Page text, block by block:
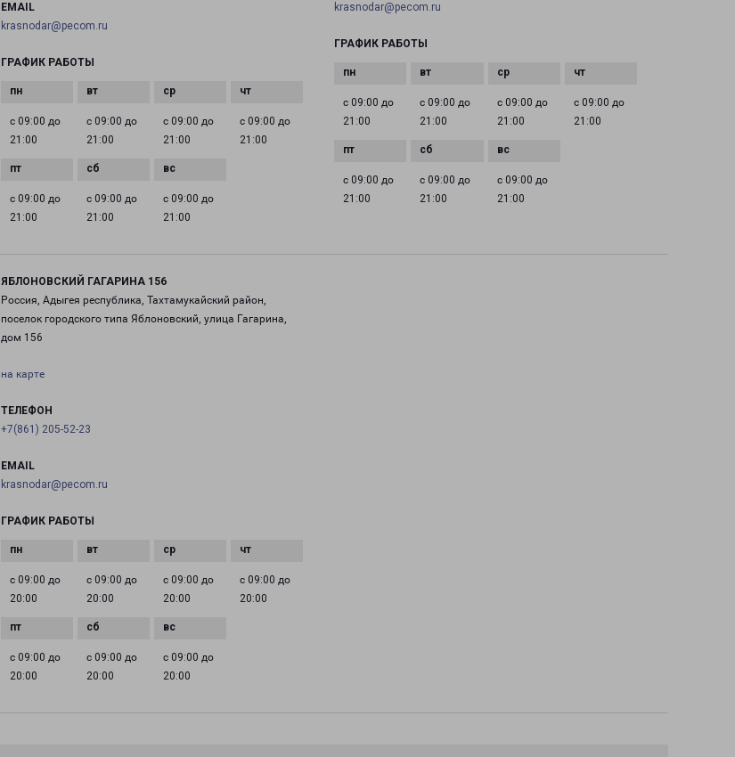
EMAIL
krasnodar@pecom.ru
ГРАФИК РАБОТЫ
с 09:00 до
21:00
с 09:00 до
21:00
с 09:00 до
21:00
с 09:00 до
21:00
с 09:00 до
21:00
с 09:00 до
21:00
с 09:00 до
21:00
krasnodar@pecom.ru
ГРАФИК РАБОТЫ
с 09:00 до
21:00
с 09:00 до
21:00
с 09:00 до
21:00
с 09:00 до
21:00
с 09:00 до
21:00
с 09:00 до
21:00
с 09:00 до
21:00
ЯБЛОНОВСКИЙ ГАГАРИНА 156
Россия, Адыгея республика, Тахтамукайский район,
поселок городского типа Яблоновский, улица Гагарина,
дом 156
на карте
ТЕЛЕФОН
+7(861) 205-52-23
EMAIL
krasnodar@pecom.ru
ГРАФИК РАБОТЫ
с 09:00 до
20:00
с 09:00 до
20:00
с 09:00 до
20:00
с 09:00 до
20:00
с 09:00 до
20:00
с 09:00 до
20:00
с 09:00 до
20:00